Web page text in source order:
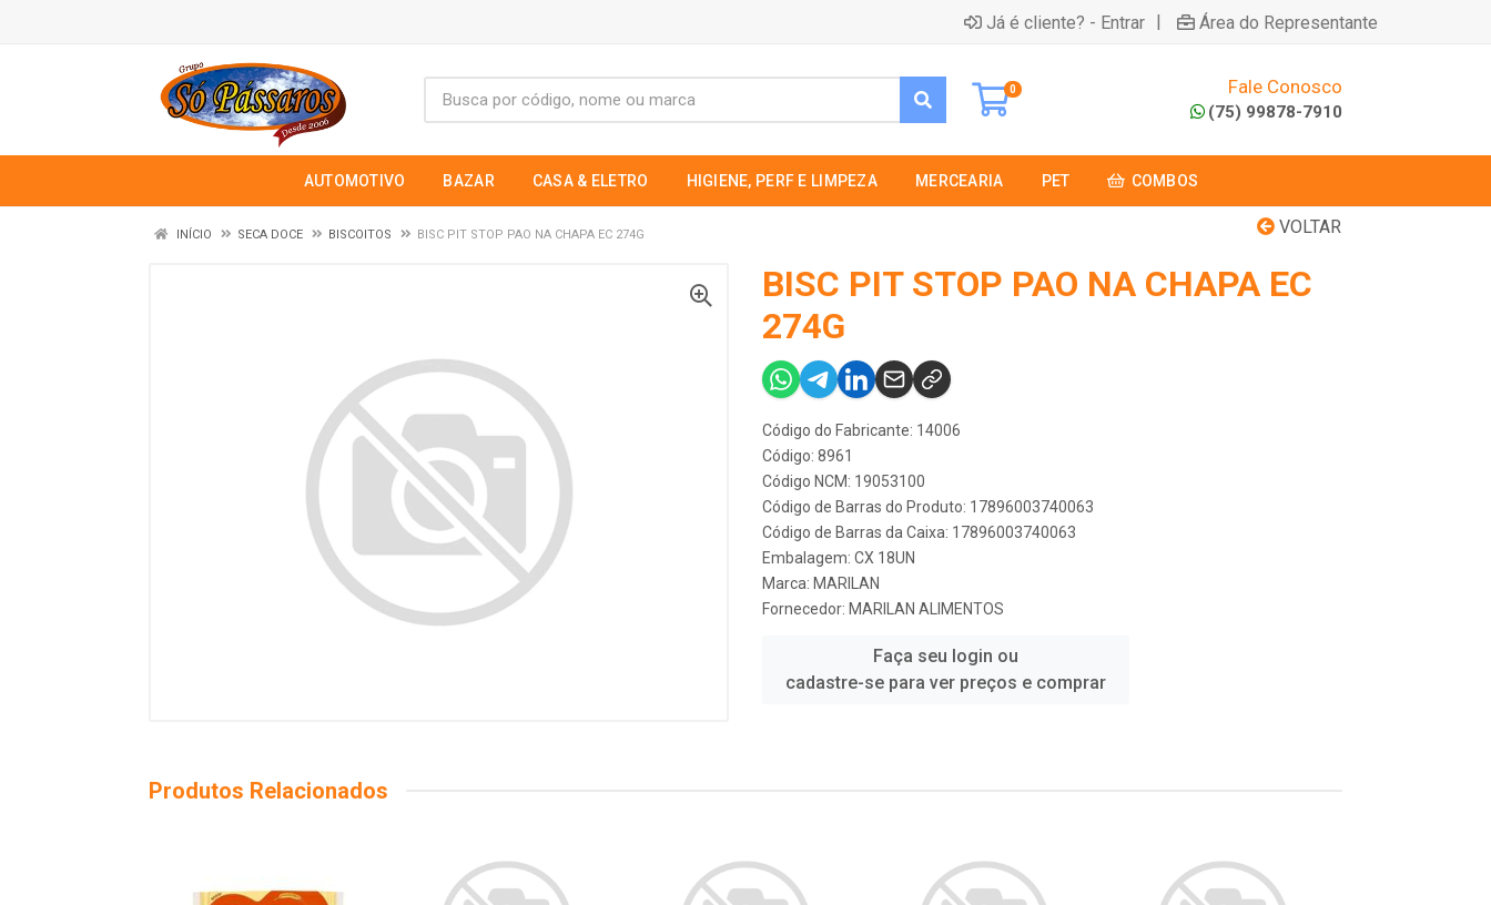
Já é cliente? - Entrar | Área do Representante
0 Fale Conosco
(75) 99878-7910
AUTOMOTIVO BAZAR CASA & ELETRO HIGIENE, PERF E LIMPEZA MERCEARIA PET COMBOS
VOLTAR
INÍCIO SECA DOCE BISCOITOS BISC PIT STOP PAO NA CHAPA EC 274G
BISC PIT STOP PAO NA CHAPA EC
274G
Código do Fabricante: 14006
Código: 8961
Código NCM: 19053100
Código de Barras do Produto: 17896003740063
Código de Barras da Caixa: 17896003740063
Embalagem: CX 18UN
Marca: MARILAN
Fornecedor: MARILAN ALIMENTOS
Faça seu login ou
cadastre-se para ver preços e comprar
Produtos Relacionados